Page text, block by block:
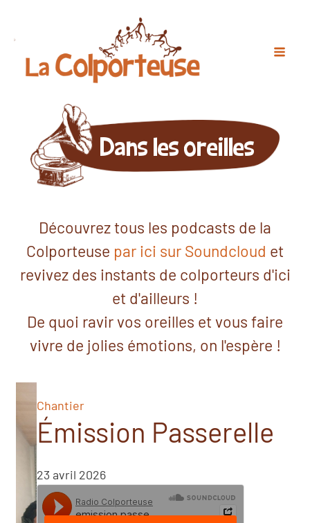
Dans les oreilles
Découvrez tous les podcasts de la
Colporteuse par ici sur Soundcloud et
revivez des instants de colporteurs d'ici
et d'ailleurs !
De quoi ravir vos oreilles et vous faire
vivre de jolies émotions, on l'espère !
Chantier
Émission Passerelle
23 avril 2026